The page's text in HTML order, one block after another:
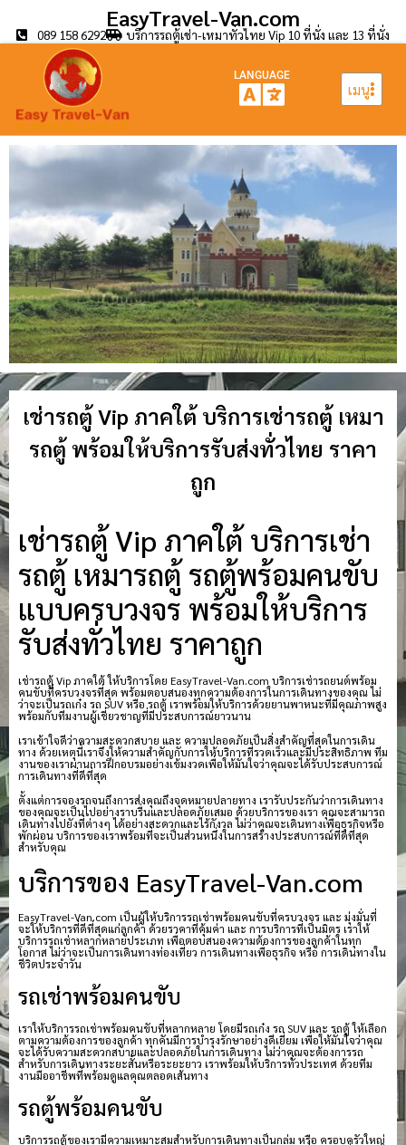
EasyTravel-Van.com
089 158 6292 บริการรถตู้เช่า-เหมาทั่วไทย Vip 10 ที่นั่ง และ 13 ที่นั่ง
เมนู
LANGUAGE
เช่ารถตู้ Vip ภาคใต้ บริการเช่ารถตู้ เหมา
รถตู้ พร้อมให้บริการรับส่งทั่วไทย ราคา
ถูก
เช่ารถตู้ Vip ภาคใต้ บริการเช่า
รถตู้ เหมารถตู้ รถตู้พร้อมคนขับ
แบบครบวงจร พร้อมให้บริการ
รับส่งทั่วไทย ราคาถูก
เช่ารถตู้ Vip ภาคใต้ ให้บริการโดย EasyTravel-Van.com บริการเช่ารถยนต์พร้อม
คนขับที่ครบวงจรที่สุด พร้อมตอบสนองทุกความต้องการในการเดินทางของคุณ ไม่
ว่าจะเป็นรถเก๋ง รถ SUV หรือ รถตู้ เราพร้อมให้บริการด้วยยานพาหนะที่มีคุณภาพสูง
พร้อมกับทีมงานผู้เชี่ยวชาญที่มีประสบการณ์ยาวนาน
เราเข้าใจดีว่าความสะดวกสบาย และ ความปลอดภัยเป็นสิ่งสำคัญที่สุดในการเดิน
ทาง ด้วยเหตุนี้เราจึงให้ความสำคัญกับการให้บริการที่รวดเร็วและมีประสิทธิภาพ ทีม
งานของเราผ่านการฝึกอบรมอย่างเข้มงวดเพื่อให้มั่นใจว่าคุณจะได้รับประสบการณ์
การเดินทางที่ดีที่สุด
ตั้งแต่การจองรถจนถึงการส่งคุณถึงจุดหมายปลายทาง เรารับประกันว่าการเดินทาง
ของคุณจะเป็นไปอย่างราบรื่นและปลอดภัยเสมอ ด้วยบริการของเรา คุณจะสามารถ
เดินทางไปยังที่ต่างๆ ได้อย่างสะดวกและไร้กังวล ไม่ว่าคุณจะเดินทางเพื่อธุรกิจหรือ
พักผ่อน บริการของเราพร้อมที่จะเป็นส่วนหนึ่งในการสร้างประสบการณ์ที่ดีที่สุด
สำหรับคุณ
บริการของ EasyTravel-Van.com
EasyTravel-Van.com เป็นผู้ให้บริการรถเช่าพร้อมคนขับที่ครบวงจร และ มุ่งมั่นที่
จะให้บริการที่ดีที่สุดแก่ลูกค้า ด้วยราคาที่คุ้มค่า และ การบริการที่เป็นมิตร เราให้
บริการรถเช่าหลากหลายประเภท เพื่อตอบสนองความต้องการของลูกค้าในทุก
โอกาส ไม่ว่าจะเป็นการเดินทางท่องเที่ยว การเดินทางเพื่อธุรกิจ หรือ การเดินทางใน
ชีวิตประจำวัน
รถเช่าพร้อมคนขับ
เราให้บริการรถเช่าพร้อมคนขับที่หลากหลาย โดยมีรถเก๋ง รถ SUV และ รถตู้ ให้เลือก
ตามความต้องการของลูกค้า ทุกคันมีการบำรุงรักษาอย่างดีเยี่ยม เพื่อให้มั่นใจว่าคุณ
จะได้รับความสะดวกสบายและปลอดภัยในการเดินทาง ไม่ว่าคุณจะต้องการรถ
สำหรับการเดินทางระยะสั้นหรือระยะยาว เราพร้อมให้บริการทั่วประเทศ ด้วยทีม
งานมืออาชีพที่พร้อมดูแลคุณตลอดเส้นทาง
รถตู้พร้อมคนขับ
บริการรถตู้ของเรามีความเหมาะสมสำหรับการเดินทางเป็นกลุ่ม หรือ ครอบครัวใหญ่